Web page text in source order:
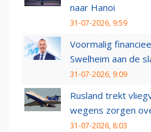
naar Hanoi
31-07-2026, 9:59
Voormalig
Swelheim aan de
31-07-2026, 9:09
Rusland trekt
wegens zorgen
31-07-2026, 8:03